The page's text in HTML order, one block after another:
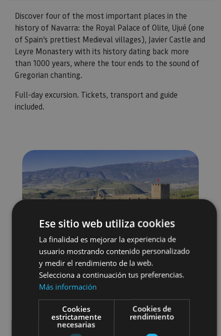
Discover four of the most important places in the
history of Navarra: the Royal Palace of Olite, Ujué (one
of Spain’s prettiest Medieval villages), Javier Castle and
Leyre Monastery with its history dating back more
than 1000 years, where the tour ends to the sound of
Gregorian chanting.
Full-day excursion. Tickets, transport and guide
included.
Localidades Castillos y fortalezas
Ese sitio web utiliza cookies
La finalidad es mejorar la experiencia de
usuario mostrando contenido personalizado
y medir el rendimiento de la web.
Selecciona a continuación tus preferencias.
Más información
Cookies
estrictamente
necesarias
Cookies de
rendimiento